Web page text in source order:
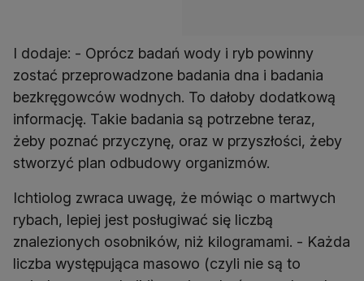
I dodaje: - Oprócz badań wody i ryb powinny
zostać przeprowadzone badania dna i badania
bezkręgowców wodnych. To dałoby dodatkową
informację. Takie badania są potrzebne teraz,
żeby poznać przyczynę, oraz w przyszłości, żeby
stworzyć plan odbudowy organizmów.
Ichtiolog zwraca uwagę, że mówiąc o martwych
rybach, lepiej jest posługiwać się liczbą
znalezionych osobników, niż kilogramami. - Każda
liczba występująca masowo (czyli nie są to